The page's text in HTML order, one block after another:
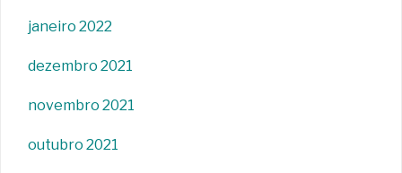
janeiro 2022
dezembro 2021
novembro 2021
outubro 2021